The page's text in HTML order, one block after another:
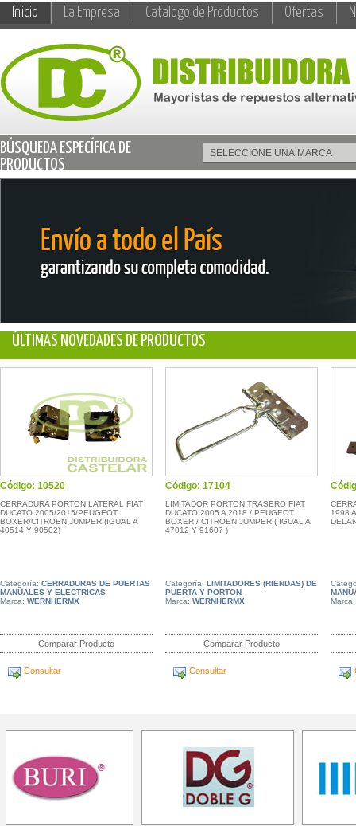
Inicio La Empresa Catalogo de Productos Ofertas
BÚSQUEDA ESPECÍFICA DE
PRODUCTOS
ÚLTIMAS NOVEDADES DE PRODUCTOS
Código: 10520
CERRADURA PORTON LATERAL FIAT
DUCATO 2005/2015/PEUGEOT
BOXER/CITROEN JUMPER (IGUAL A
40514 Y 90502)
Categoría: CERRADURAS DE PUERTAS
MANUALES Y ELECTRICAS
Marca: WERNHERMX
Comparar Producto
Consultar
Código: 17104
LIMITADOR PORTON TRASERO FIAT
DUCATO 2005 A 2018 / PEUGEOT
BOXER / CITROEN JUMPER ( IGUAL A
47012 Y 91607 )
Categoría: LIMITADORES (RIENDAS) DE
PUERTA Y PORTON
Marca: WERNHERMX
Comparar Producto
Consultar
1998